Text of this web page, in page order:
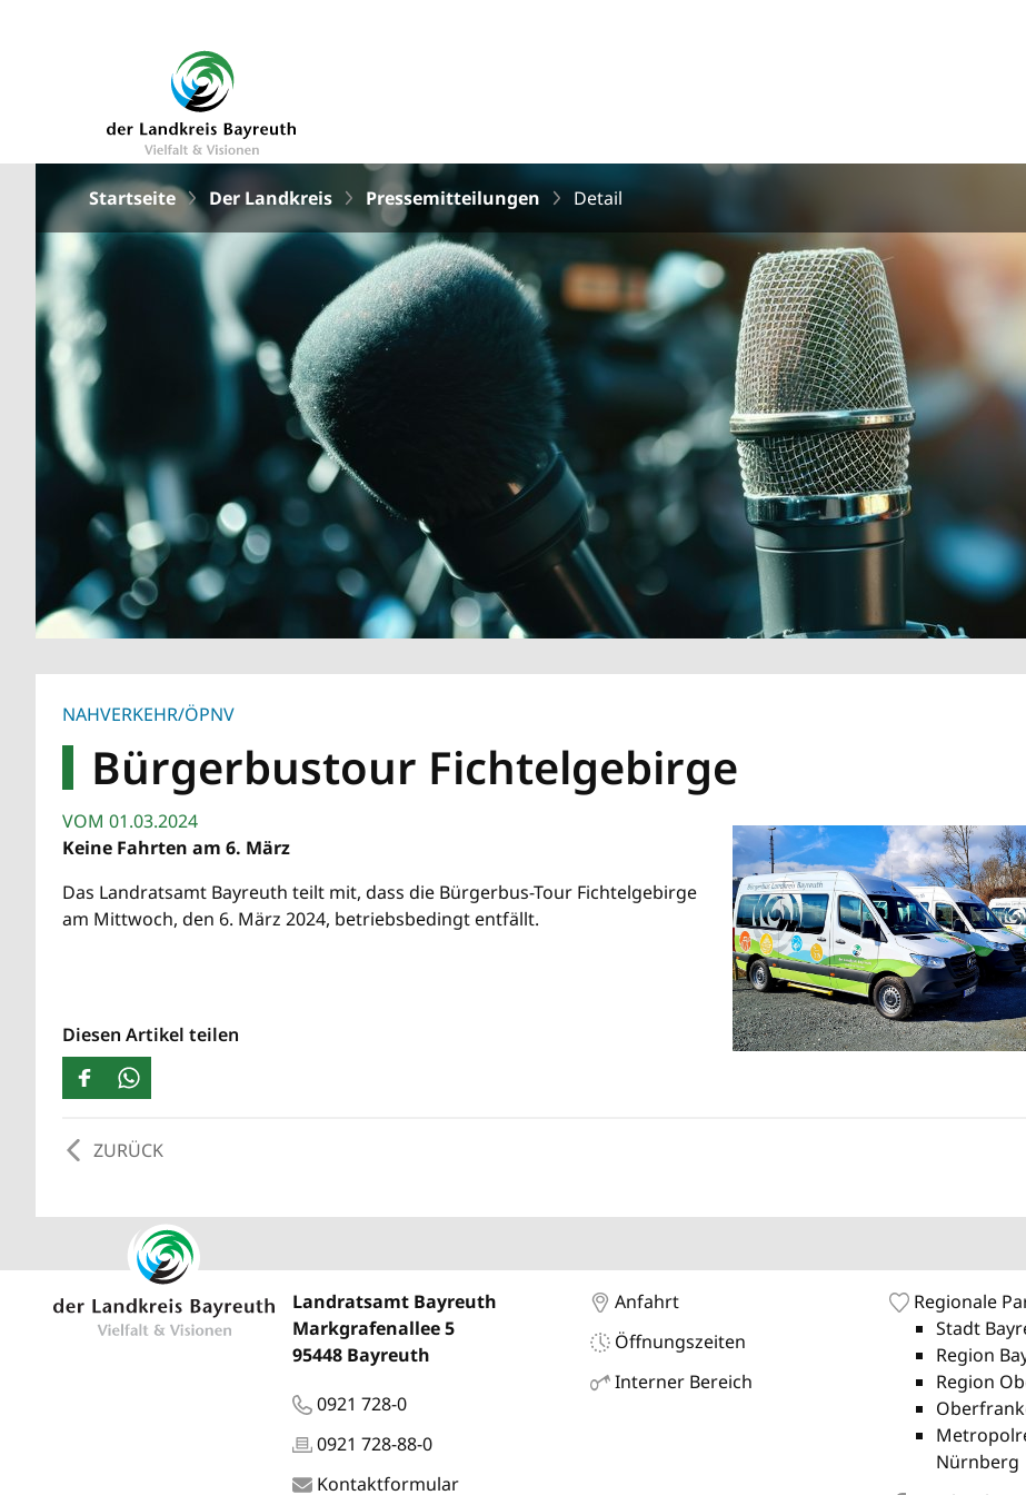
Startseite Der Landkreis Pressemitteilungen Detail
NAHVERKEHR/ÖPNV
Bürgerbustour Fichtelgebirge
VOM 01.03.2024
Keine Fahrten am 6. März
Das Landratsamt Bayreuth teilt mit, dass die Bürgerbus-Tour Fichtelgebirge
am Mittwoch, den 6. März 2024, betriebsbedingt entfällt.
Diesen Artikel teilen
ZURÜCK
Landratsamt Bayreuth
Markgrafenallee 5
95448 Bayreuth
0921 728-0
0921 728-88-0
Kontaktformular
Anfahrt
Öffnungszeiten
Interner Bereich
Regionale
Stadt
Region
Region
Nürnberg